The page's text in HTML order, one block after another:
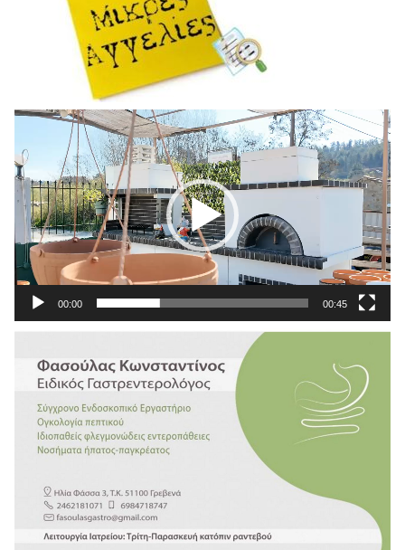
Πρόγραμμα
Αναπαραγωγής
Βίντεο
00:00 00:45